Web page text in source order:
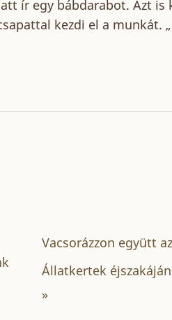
ír egy bábdarabot. Azt
kezdi el a munkát. „
Vacsorázzon együtt
Állatkertek
»